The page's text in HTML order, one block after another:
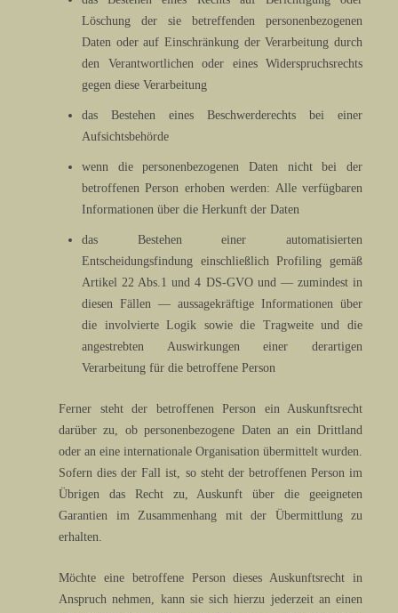
Löschung der sie betreffenden personenbezogenen
Daten oder auf Einschränkung der Verarbeitung durch
den Verantwortlichen oder eines Widerspruchsrechts
gegen diese Verarbeitung
das Bestehen eines Beschwerderechts bei einer
Aufsichtsbehörde
wenn die personenbezogenen Daten nicht bei der
betroffenen Person erhoben werden: Alle verfügbaren
Informationen über die Herkunft der Daten
das Bestehen einer automatisierten
Entscheidungsfindung einschließlich Profiling gemäß
Artikel 22 Abs.1 und 4 DS-GVO und — zumindest in
diesen Fällen — aussagekräftige Informationen über
die involvierte Logik sowie die Tragweite und die
angestrebten Auswirkungen einer derartigen
Verarbeitung für die betroffene Person
Ferner steht der betroffenen Person ein Auskunftsrecht
darüber zu, ob personenbezogene Daten an ein Drittland
oder an eine internationale Organisation übermittelt wurden.
Sofern dies der Fall ist, so steht der betroffenen Person im
Übrigen das Recht zu, Auskunft über die geeigneten
Garantien im Zusammenhang mit der Übermittlung zu
erhalten.
Möchte eine betroffene Person dieses Auskunftsrecht in
Anspruch nehmen, kann sie sich hierzu jederzeit an einen